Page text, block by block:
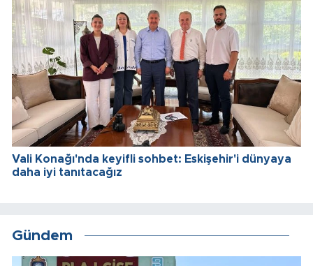
Vali Konağı'nda keyifli sohbet: Eskişehir'i dünyaya
daha iyi tanıtacağız
Gündem